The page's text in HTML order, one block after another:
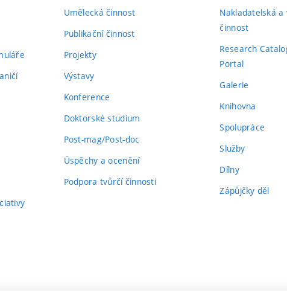
Umělecká činnost
Publikační činnost
Projekty
Výstavy
Konference
Doktorské studium
Post-mag/Post-doc
Úspěchy a ocenění
Podpora tvůrčí činnosti
Nakladatelská a
činnost
Research
Portal
Galerie
Knihovna
Spolupráce
Služby
Dílny
Zápůjčky děl